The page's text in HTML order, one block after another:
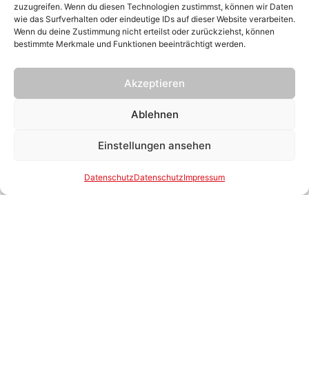
zuzugreifen. Wenn du diesen Technologien zustimmst, können wir Daten
wie das Surfverhalten oder eindeutige IDs auf dieser Website verarbeiten.
Wenn du deine Zustimmung nicht erteilst oder zurückziehst, können
bestimmte Merkmale und Funktionen beeinträchtigt werden.
Akzeptieren
Ablehnen
Einstellungen ansehen
DatenschutzDatenschutzImpressum
Teilnehmermanagement